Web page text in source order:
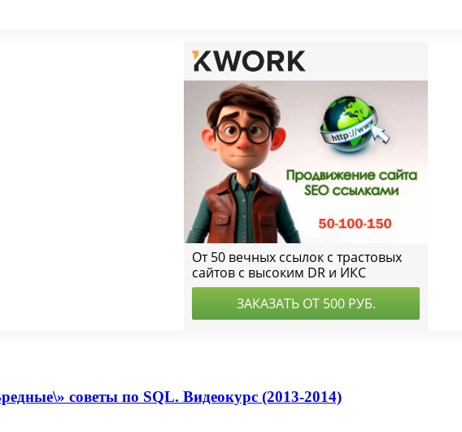
советы по SQL. Видеокурс (2013-2014)